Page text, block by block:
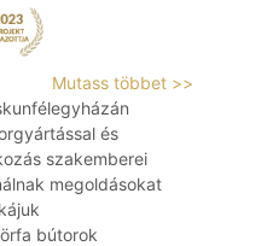
Mutass többet >>
és
szakemberei
megoldásokat
bútorok